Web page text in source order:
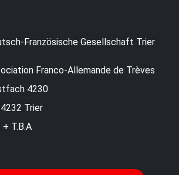
Französische Gesellschaft Trier
Franco-Allemande de Trèves
4230
Trier
+ T.B.A